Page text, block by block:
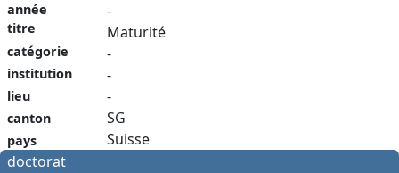
année
titre
catégorie
institution
lieu
canton
pays
-
Maturité
-
-
-
SG
Suisse
doctorat